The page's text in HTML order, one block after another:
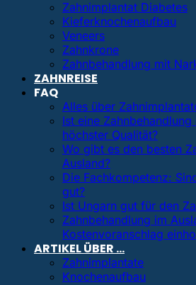
Zahnimplantat Diabetes
Kieferknochenaufbau
Veneers
Zahnkrone
Zahnbehandlung mit
ZAHNREISE
FAQ
Alles über
Ist eine
höchster Qualität?
Wo gibt es den besten
Ausland?
Die Fachkompetenz:
gut?
Ist Ungarn gut für den
Zahnbehandlung im
Kostenvoranschlag
ARTIKEL ÜBER …
Zahnimplantate
Knochenaufbau